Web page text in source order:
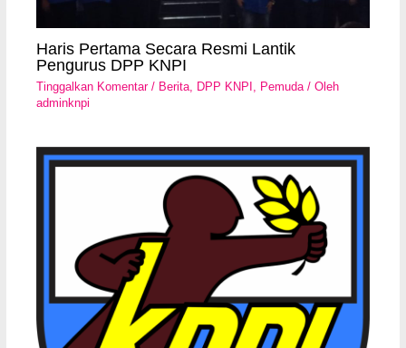
Haris Pertama Secara Resmi Lantik
Pengurus DPP KNPI
Tinggalkan Komentar / Berita, DPP KNPI , Pemuda/ Oleh
adminknpi